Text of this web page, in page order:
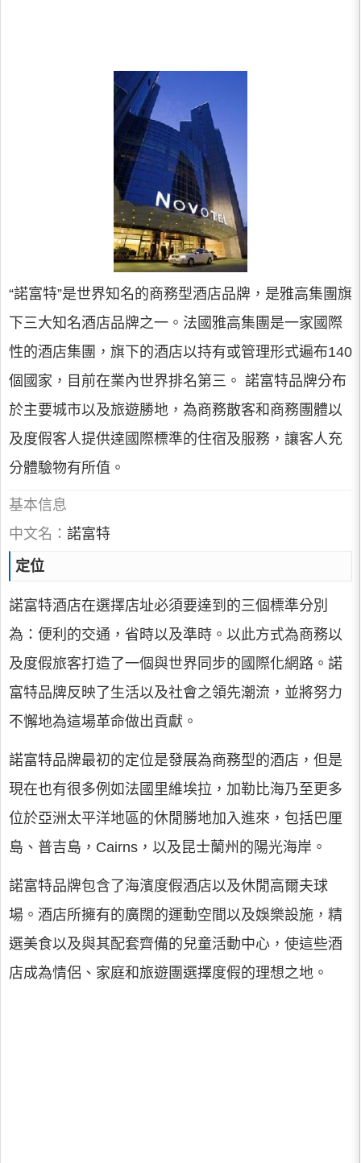
“諾富特”是世界知名的商務型酒店品牌，是雅高集團旗
下三大知名酒店品牌之一。法國雅高集團是一家國際
性的酒店集團，旗下的酒店以持有或管理形式遍布140
個國家，目前在業內世界排名第三。 諾富特品牌分布
於主要城市以及旅遊勝地，為商務散客和商務團體以
及度假客人提供達國際標準的住宿及服務，讓客人充
分體驗物有所值。
基本信息
中文名： 諾富特
定位
諾富特酒店在選擇店址必須要達到的三個標準分別
為：便利的交通，省時以及準時。以此方式為商務以
及度假旅客打造了一個與世界同步的國際化網路。諾
富特品牌反映了生活以及社會之領先潮流，並將努力
不懈地為這場革命做出貢獻。
諾富特品牌最初的定位是發展為商務型的酒店，但是
現在也有很多例如法國里維埃拉，加勒比海乃至更多
位於亞洲太平洋地區的休閒勝地加入進來，包括巴厘
島、普吉島，Cairns，以及昆士蘭州的陽光海岸。
諾富特品牌包含了海濱度假酒店以及休閒高爾夫球
場。酒店所擁有的廣闊的運動空間以及娛樂設施，精
選美食以及與其配套齊備的兒童活動中心，使這些酒
店成為情侶、家庭和旅遊團選擇度假的理想之地。